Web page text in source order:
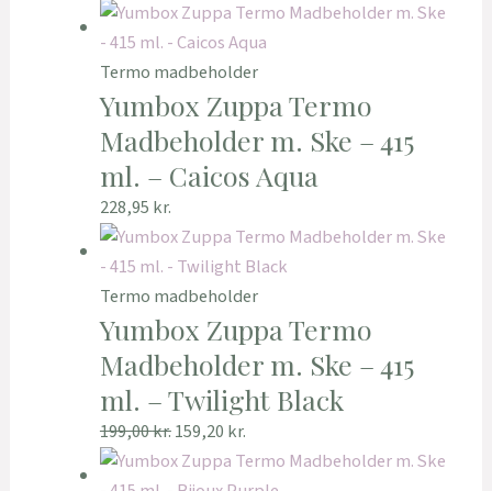
Termo madbeholder
Yumbox Zuppa Termo
Madbeholder m. Ske – 415
ml. – Caicos Aqua
228,95 kr.
Termo madbeholder
Yumbox Zuppa Termo
Madbeholder m. Ske – 415
ml. – Twilight Black
199,00kr.159,20 kr.